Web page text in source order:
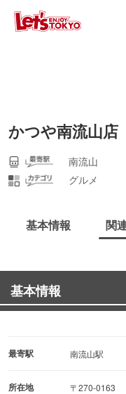
かつや南流山店
南流山
グルメ
基本情報 関
基本情報
最寄駅 南流山駅
所在地
〒270-0163